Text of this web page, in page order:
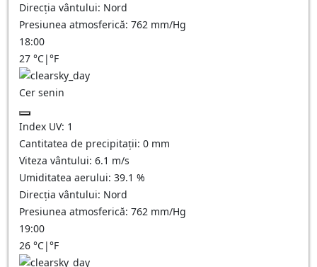
Direcția vântului: Nord
Presiunea atmosferică: 762 mm/Hg
18:00
27 °C|°F
Cer senin
Index UV: 1
Cantitatea de precipitații: 0 mm
Viteza vântului: 6.1 m/s
Umiditatea aerului: 39.1 %
Direcția vântului: Nord
Presiunea atmosferică: 762 mm/Hg
19:00
26 °C|°F